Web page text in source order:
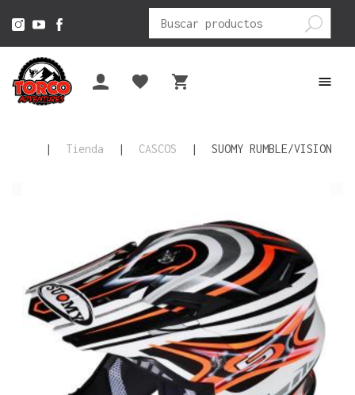
Buscar
por:
| Tienda | CASCOS | SUOMY RUMBLE/VISION